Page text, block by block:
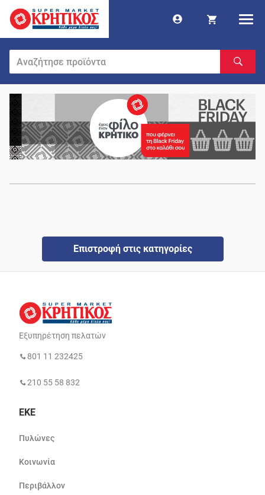
Επιστροφή στις κατηγορίες
Εξυπηρέτηση πελατών
801 11 232425
210 55 58 832
ΕΚΕ
Πυλώνες
Κοινωνία
Περιβάλλον